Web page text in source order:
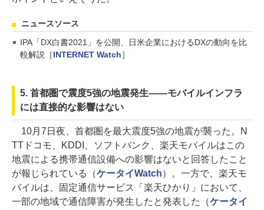
ニュースソース
IPA「DX白書2021」を公開、日米企業におけるDXの動向を比
較解説［INTERNET Watch］
5. 首都圏で震度5強の地震発生――モバイルインフラ
には直接的な影響はない
10月7日夜、首都圏を最大震度5強の地震が襲った。N
TTドコモ、KDDI、ソフトバンク、楽天モバイルはこの
地震による携帯通信設備への影響はないと回答したこと
が報じられている（ケータイWatch）。一方で、楽天モ
バイルは、固定通信サービス「楽天ひかり」において、
一部の地域で通信障害が発生したと発表した（ケータイ